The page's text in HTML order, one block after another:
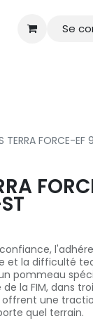
Se
TERRA FORCE-
et la difficulté
pommeau
la FIM, dans
une
quel terrain.